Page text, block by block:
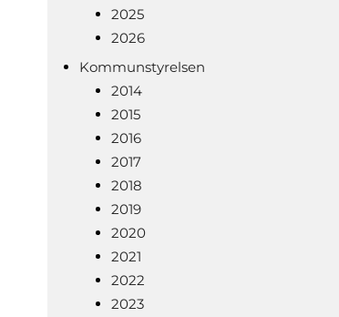
2025
2026
Kommunstyrelsen
2014
2015
2016
2017
2018
2019
2020
2021
2022
2023